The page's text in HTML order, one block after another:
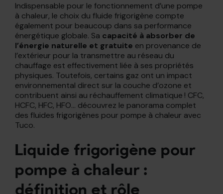
Indispensable pour le fonctionnement d’une pompe
à chaleur, le choix du fluide frigorigène compte
également pour beaucoup dans sa performance
énergétique globale. Sa capacité à absorber de
l’énergie naturelle et gratuite en provenance de
l’extérieur pour la transmettre au réseau du
chauffage est effectivement liée à ses propriétés
physiques. Toutefois, certains gaz ont un impact
environnemental direct sur la couche d’ozone et
contribuent ainsi au réchauffement climatique ! CFC,
HCFC, HFC, HFO… découvrez le panorama complet
des fluides frigorigènes pour pompe à chaleur avec
Tuco.
Liquide frigorigène pour
pompe à chaleur :
définition et rôle